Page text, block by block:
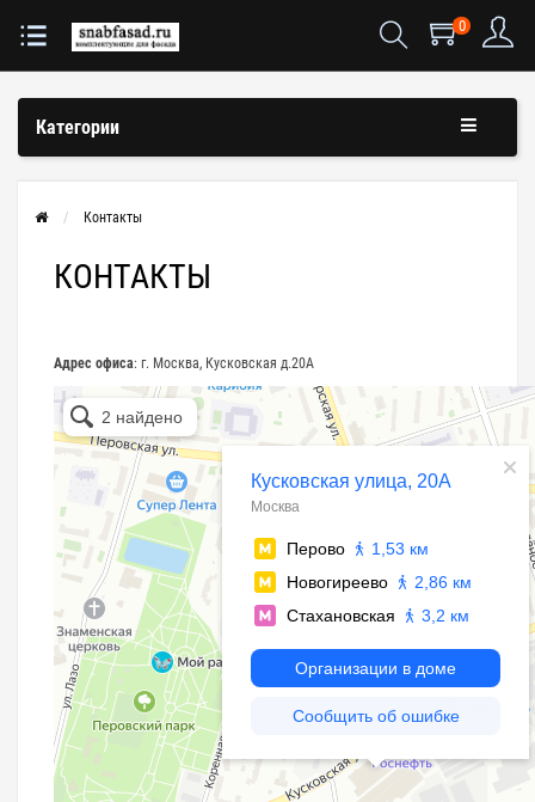
0
Категории
Контакты
КОНТАКТЫ
Адрес офиса: г. Москва, Кусковская д.20А